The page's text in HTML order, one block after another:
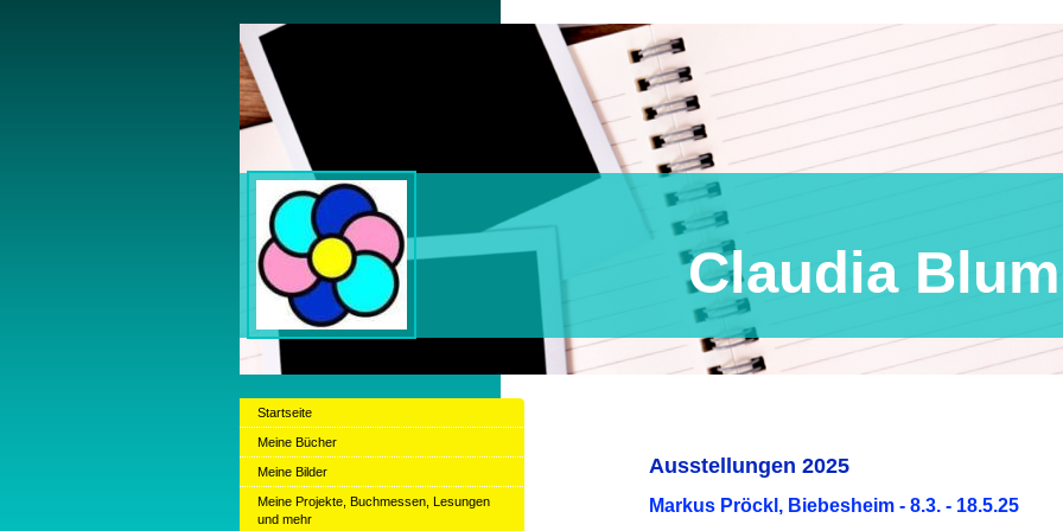
Claudia Blum-
Ausstellungen 2025
Markus Pröckl, Biebesheim - 8.3. - 18.5.25
Startseite
Meine Bücher
Meine Bilder
Meine Projekte, Buchmessen, Lesungen
und mehr